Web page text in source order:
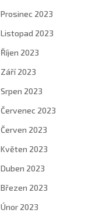
Prosinec 2023
Listopad 2023
Říjen 2023
Září 2023
Srpen 2023
Červenec 2023
Červen 2023
Květen 2023
Duben 2023
Březen 2023
Únor 2023